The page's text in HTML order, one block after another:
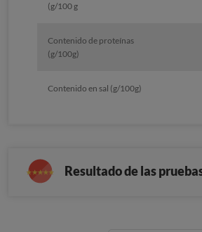
(g/100 g
Contenido de proteínas
(g/100g)
Contenido en sal (g/100g)
Resultado de las